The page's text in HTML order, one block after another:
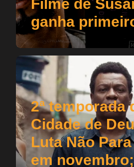
Filme de
ganha
2ª temporada
Cidade de
Luta Não
em